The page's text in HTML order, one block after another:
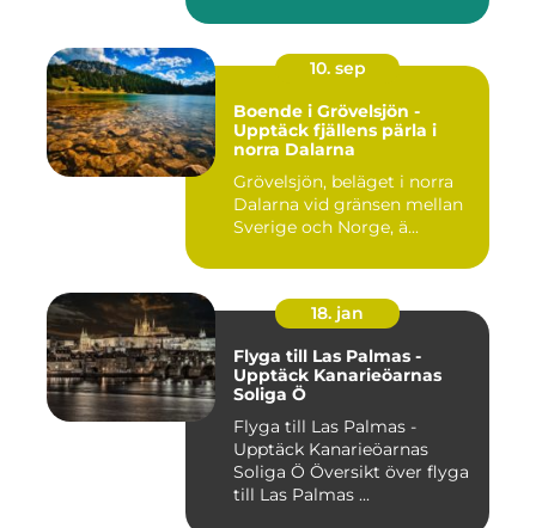
10. sep
Boende i Grövelsjön -
Upptäck fjällens pärla i
norra Dalarna
Grövelsjön, beläget i norra
Dalarna vid gränsen mellan
Sverige och Norge, ä...
18. jan
Flyga till Las Palmas -
Upptäck Kanarieöarnas
Soliga Ö
Flyga till Las Palmas -
Upptäck Kanarieöarnas
Soliga Ö Översikt över flyga
till Las Palmas ...